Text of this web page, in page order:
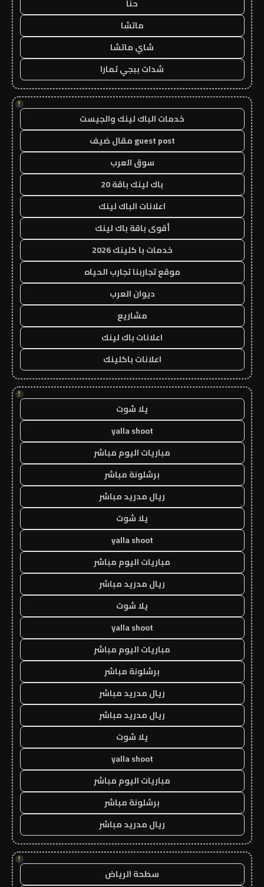
حنا
ماتشا
شاي ماتشا
شدات ببجي تمارا
!
خدمات الباك لينك والجيست
guest post مقال ضيف
سوق العرب
باك لينك باقة 20
اعلانات الباك لينك
أقوى باقة باك لينك
خدمات با كلينك 2026
موقع تجاربنا تجارب الحياه
ديوان العرب
مشاريع
اعلانات باك لينك
اعلانات باكلينك
!
يلا شوت
yalla shoot
مباريات اليوم مباشر
برشلونة مباشر
ريال مدريد مباشر
يلا شوت
yalla shoot
مباريات اليوم مباشر
ريال مدريد مباشر
يلا شوت
yalla shoot
مباريات اليوم مباشر
برشلونة مباشر
ريال مدريد مباشر
ريال مدريد مباشر
يلا شوت
yalla shoot
مباريات اليوم مباشر
برشلونة مباشر
ريال مدريد مباشر
!
سطحة الرياض